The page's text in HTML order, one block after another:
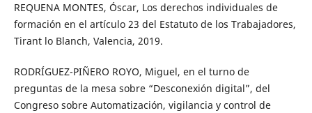
REQUENA MONTES, Óscar, Los derechos individuales de
formación en el artículo 23 del Estatuto de los Trabajadores,
Tirant lo Blanch, Valencia, 2019.
RODRÍGUEZ-PIÑERO ROYO, Miguel, en el turno de
preguntas de la mesa sobre “Desconexión digital”, del
Congreso sobre Automatización, vigilancia y control de